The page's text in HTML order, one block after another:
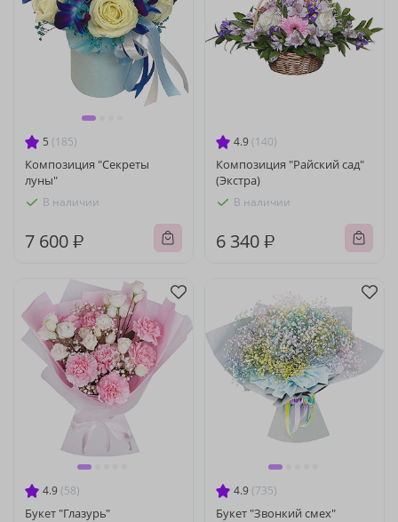
5 (185)
Композиция "Секреты
луны"
В наличии
7 600 ₽
4.9 (140)
Композиция "Райский сад"
(Экстра)
В наличии
6 340 ₽
4.9 (58)
Букет "Глазурь"
4.9 (735)
Букет "Звонкий смех"